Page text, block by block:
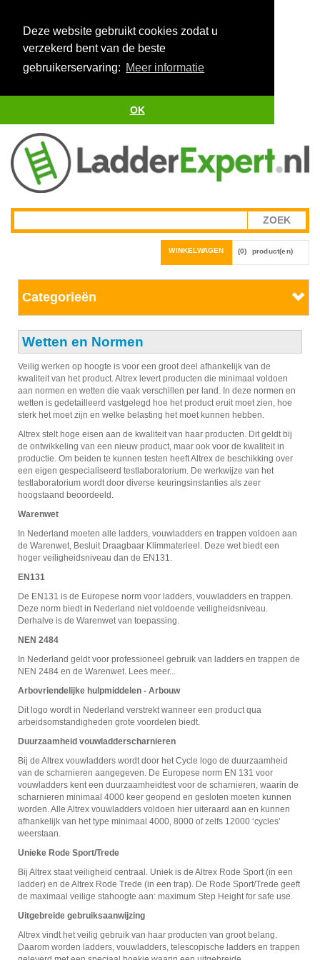
Deze website gebruikt cookies zodat u
verzekerd bent van de beste
gebruikerservaring: Meer informatie
OK
WINKELWAGEN (0) product(en)
Categorieën
Wetten en Normen
Veilig werken op hoogte is voor een groot deel afhankelijk van de
kwaliteit van het product. Altrex levert producten die minimaal voldoen
aan normen en wetten die vaak verschillen per land. In deze normen en
wetten is gedetailleerd vastgelegd hoe het product eruit moet zien, hoe
sterk het moet zijn en welke belasting het moet kunnen hebben.
Altrex stelt hoge eisen aan de kwaliteit van haar producten. Dit geldt bij
de ontwikkeling van een nieuw product, maar ook voor de kwaliteit in
productie. Om beiden te kunnen testen heeft Altrex de beschikking over
een eigen gespecialiseerd testlaboratorium. De werkwijze van het
testlaboratorium wordt door diverse keuringsinstanties als zeer
hoogstaand beoordeeld.
Warenwet
In Nederland moeten alle ladders, vouwladders en trappen voldoen aan
de Warenwet, Besluit Draagbaar Klimmaterieel. Deze wet biedt een
hoger veiligheidsniveau dan de EN131.
EN131
De EN131 is de Europese norm voor ladders, vouwladders en trappen.
Deze norm biedt in Nederland niet voldoende veiligheidsniveau.
Derhalve is de Warenwet van toepassing.
NEN 2484
In Nederland geldt voor professioneel gebruik van ladders en trappen de
NEN 2484 en de Warenwet. Lees meer...
Arbovriendelijke hulpmiddelen - Arbouw
Dit logo wordt in Nederland verstrekt wanneer een product qua
arbeidsomstandigheden grote voordelen biedt.
Duurzaamheid vouwladderscharnieren
Bij de Altrex vouwladders wordt door het Cycle logo de duurzaamheid
van de scharnieren aangegeven. De Europese norm EN 131 voor
vouwladders kent een duurzaamheidtest voor de scharnieren, waarin de
scharnieren minimaal 4000 keer geopend en gesloten moeten kunnen
worden. Alle Altrex vouwladders voldoen hier uiteraard aan en kunnen
afhankelijk van het type minimaal 4000, 8000 of zelfs 12000 ‘cycles’
weerstaan.
Unieke Rode Sport/Trede
Bij Altrex staat veiligheid centraal. Uniek is de Altrex Rode Sport (in een
ladder) en de Altrex Rode Trede (in een trap). De Rode Sport/Trede geeft
de maximaal veilige stahoogte aan: maximum Step Height for safe use.
Uitgebreide gebruiksaanwijzing
Altrex vindt het veilig gebruik van haar producten van groot belang.
Daarom worden ladders, vouwladders, telescopische ladders en trappen